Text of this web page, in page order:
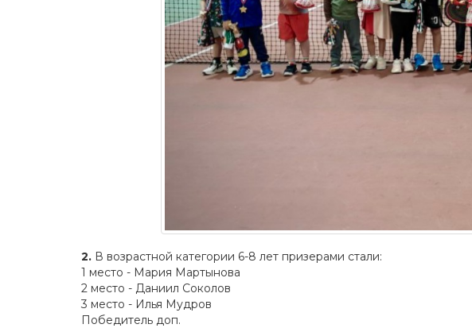
2. В возрастной категории 6-8 лет призерами стали:
1 место - Мария Мартынова
2 место - Даниил Соколов
3 место - Илья Мудров
Победитель доп.